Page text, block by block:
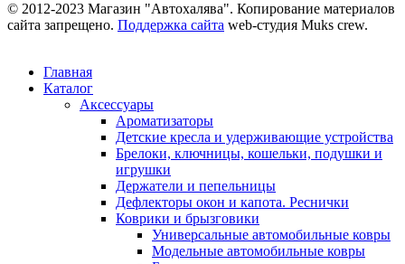
© 2012-2023 Магазин "Автохалява". Копирование материалов
сайта запрещено. Поддержка сайта web-студия Muks crew.
Главная
Каталог
Аксессуары
Ароматизаторы
Детские кресла и удерживающие устройства
Брелоки, ключницы, кошельки, подушки и
игрушки
Держатели и пепельницы
Дефлекторы окон и капота. Реснички
Коврики и брызговики
Универсальные автомобильные ковры
Модельные автомобильные ковры